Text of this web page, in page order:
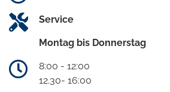
Service
Montag bis Donnerstag
8:00 - 12:00
12.30- 16:00